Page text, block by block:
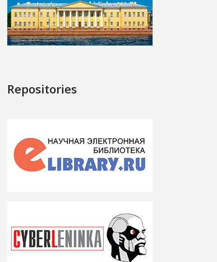
Repositories